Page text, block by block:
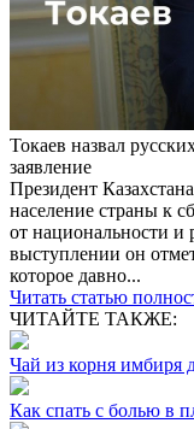
Токаев назвал
заявление
Президент
население страны к
от национальности
выступлении он
которое давно...
Читать статью
ЧИТАЙТЕ ТАКЖЕ:
Чай из корня имбиря
Как спать с болью в